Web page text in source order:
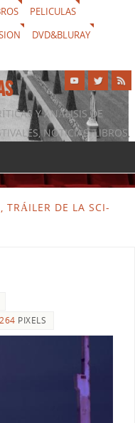
PELICULAS
DVD&BLURAY
Y ANÁLISIS DE
NOTICIAS, LIBROS,
LO QUE RODEA AL
TRÁILER DE LA SCI-
PIXELS